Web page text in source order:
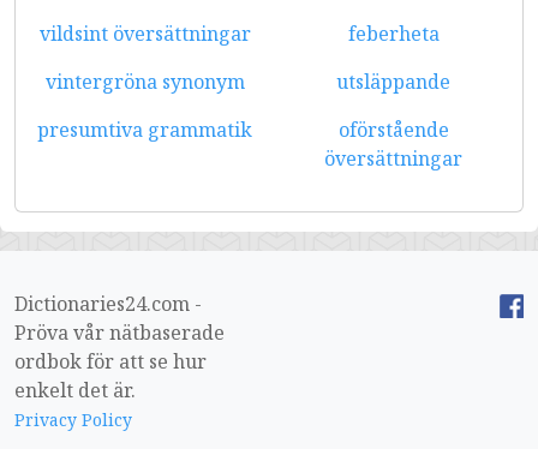
vildsint översättningar
feberheta
vintergröna synonym
utsläppande
presumtiva grammatik
oförstående
översättningar
Dictionaries24.com -
Pröva vår nätbaserade
ordbok för att se hur
enkelt det är.
Privacy Policy